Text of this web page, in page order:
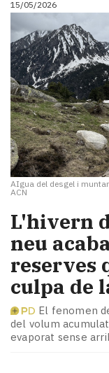
i
turisme
Cultura
Esports
Mai
tant!
TV
i
mitjans
El
temps
Reportatges
Enquestes
A
escena!
Dis
la
teva!
Subscriptors
La
15/05/2026
AIgua del desgel i
ACN
L'hivern
neu
reserves
culpa de
El fenomen
del volum
evaporat sense